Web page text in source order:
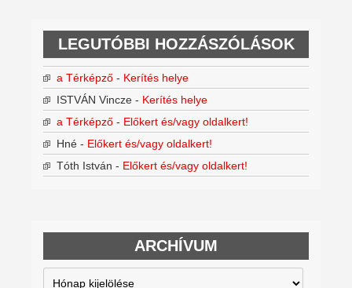
LEGUTÓBBI HOZZÁSZÓLÁSOK
a Térképző - Kerítés helye
ISTVÁN Vincze - Kerítés helye
a Térképző - Előkert és/vagy oldalkert!
Hné - Előkert és/vagy oldalkert!
Tóth István - Előkert és/vagy oldalkert!
ARCHÍVUM
Archívum